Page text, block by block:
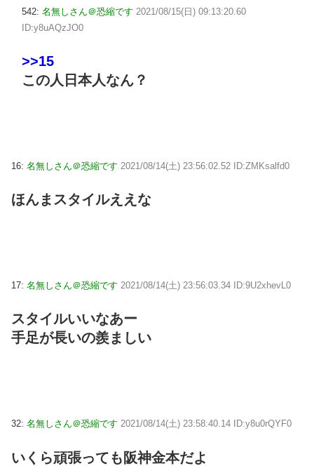
542: 名無しさん＠恐縮です 2021/08/15(日) 09:13:20.60
ID:y8uAQzJO0
>>15
この人日本人なん？
16: 名無しさん＠恐縮です 2021/08/14(土) 23:56:02.52 ID:ZMKsalfd0
ほんまスタイルええな
17: 名無しさん＠恐縮です 2021/08/14(土) 23:56:03.34 ID:9U2xhevL0
スタイルいいなあー
手足が長いの羨ましい
32: 名無しさん＠恐縮です 2021/08/14(土) 23:58:40.14 ID:y8u0rQYF0
いくら頑張っても阪神金本だよ